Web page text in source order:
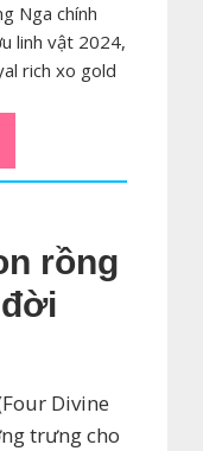
Nga chính
linh vật 2024,
rich xo gold
rồng
Divine
trưng cho